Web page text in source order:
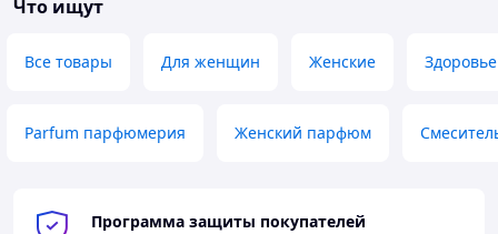
Что ищут
Все товары Для женщин Женские Здоровье
Parfum парфюмерия Женский парфюм
Программа защиты покупателей